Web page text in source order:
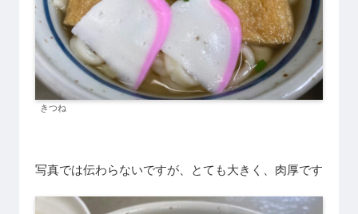
きつね
写真では伝わらないですが、とても大きく、肉厚です